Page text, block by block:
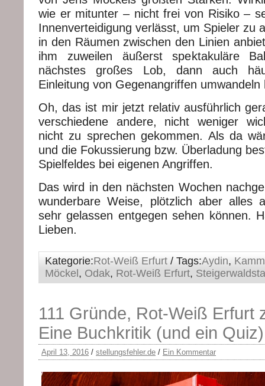
wie er mitunter – nicht frei von Risiko –
Innenverteidigung verlässt, um Spieler zu
in den Räumen zwischen den Linien
ihm zuweilen äußerst spektakuläre
nächstes großes Lob, dann auch
Einleitung von Gegenangriffen umwandeln
Oh, das ist mir jetzt relativ ausführlich
verschiedene andere, nicht weniger
nicht zu sprechen gekommen. Als da
und die Fokussierung bzw. Überladung
Spielfeldes bei eigenen Angriffen.
Das wird in den nächsten Wochen
wunderbare Weise, plötzlich aber alles
sehr gelassen entgegen sehen können.
Lieben.
Kategorie:Rot-Weiß Erfurt / Tags:Aydin,
Möckel , Odak, Rot-Weiß Erfurt,
111 Gründe, Rot-Weiß Erfurt
Eine Buchkritik (und ein Quiz)
April 13, 2016 / stellungsfehler.de / Ein Kommentar